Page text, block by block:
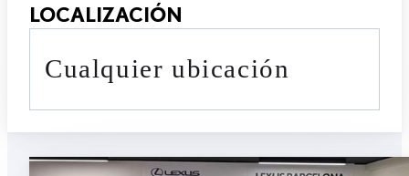
LOCALIZACIÓN
cualquier ubicación